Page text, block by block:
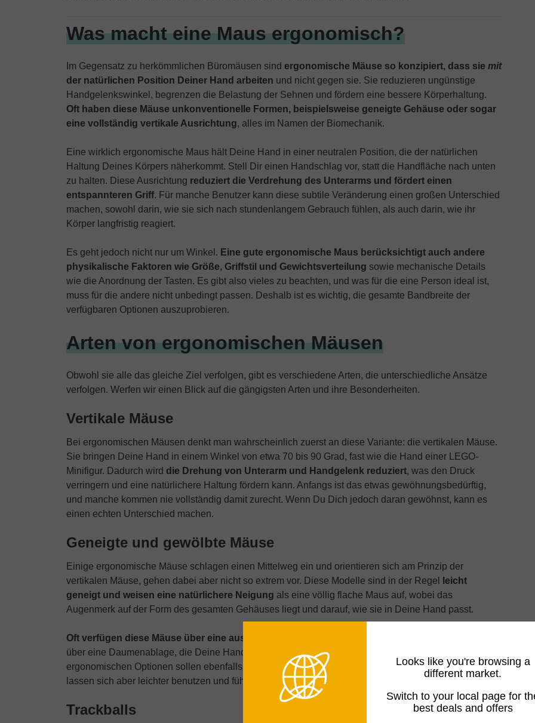
Looks like you're browsing a
different market.
Switch to your local page for
best deals and offers
Was macht eine Maus ergonomisch?
Im Gegensatz zu herkömmlichen Büromäusen sind ergonomische Mäuse so konzipiert, dass sie mit
der natürlichen Position Deiner Hand arbeiten und nicht gegen sie. Sie reduzieren ungünstige
Handgelenkswinkel, begrenzen die Belastung der Sehnen und fördern eine bessere Körperhaltung.
Oft haben diese Mäuse unkonventionelle Formen, beispielsweise geneigte Gehäuse oder sogar
eine vollständig vertikale Ausrichtung, alles im Namen der Biomechanik.
Eine wirklich ergonomische Maus hält Deine Hand in einer neutralen Position, die der natürlichen
Haltung Deines Körpers näherkommt. Stell Dir einen Handschlag vor, statt die Handfläche nach unten
zu halten. Diese Ausrichtung reduziert die Verdrehung des Unterarms und fördert einen
entspannteren Griff. Für manche Benutzer kann diese subtile Veränderung einen großen Unterschied
machen, sowohl darin, wie sie sich nach stundenlangem Gebrauch fühlen, als auch darin, wie ihr
Körper langfristig reagiert.
Es geht jedoch nicht nur um Winkel. Eine gute ergonomische Maus berücksichtigt auch andere
physikalische Faktoren wie Größe, Griffstil und Gewichtsverteilung sowie mechanische Details
wie die Anordnung der Tasten. Es gibt also vieles zu beachten, und was für die eine Person ideal ist,
muss für die andere nicht unbedingt passen. Deshalb ist es wichtig, die gesamte Bandbreite der
verfügbaren Optionen auszuprobieren.
Arten von ergonomischen Mäusen
Obwohl sie alle das gleiche Ziel verfolgen, gibt es verschiedene Arten, die unterschiedliche Ansätze
verfolgen. Werfen wir einen Blick auf die gängigsten Arten und ihre Besonderheiten.
Vertikale Mäuse
Bei ergonomischen Mäusen denkt man wahrscheinlich zuerst an diese Variante: die vertikalen Mäuse.
Sie bringen Deine Hand in einem Winkel von etwa 70 bis 90 Grad, fast wie die Hand einer LEGO-
Minifigur. Dadurch wird die Drehung von Unterarm und Handgelenk reduziert, was den Druck
verringern und eine natürlichere Haltung fördern kann. Anfangs ist das etwas gewöhnungsbedürftig,
und manche kommen nie vollständig damit zurecht. Wenn Du Dich jedoch daran gewöhnst, kann es
einen echten Unterschied machen.
Geneigte und gewölbte Mäuse
Einige ergonomische Mäuse schlagen einen Mittelweg ein und orientieren sich am Prinzip der
vertikalen Mäuse, gehen dabei aber nicht so extrem vor. Diese Modelle sind in der Regel
leicht
geneigt und weisen eine natürlichere Neigung als eine völlig flache Maus auf, wobei das
Augenmerk auf der Form des gesamten Gehäuses liegt und darauf, wie sie in Deine Hand passt.
Oft verfügen diese Mäuse über eine ausgeprägtere Form, die sich Deiner Hand anpasst
über eine Daumenablage, die Deine Hand in einer besseren Position hält. Diese teilweise
ergonomischen Optionen sollen ebenfalls die Belastung von Handgelenk und Unterarm reduzieren,
lassen sich aber leichter benutzen und fühlen sich deutlich mehr wie eine herkömmliche Maus an.
Trackballs